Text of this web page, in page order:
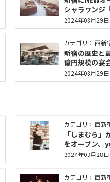
シャラウンジ
2024年08月29
カテゴリ： 西新
新宿の歴史と
億円規模の宴
2024年08月29
カテゴリ： 西新
「しまむら
をオープン、
2024年08月28
カテゴリ： 西新